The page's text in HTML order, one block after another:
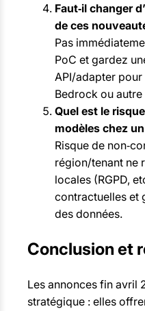
Faut‑il changer
de ces
Pas
PoC et gardez
API/adapter
Bedrock ou
Quel est le
modèles chez
Risque de
région/tenant ne
locales (RGPD,
contractuelles et
des données.
Conclusion et
Les annonces fin avril
stratégique : elles